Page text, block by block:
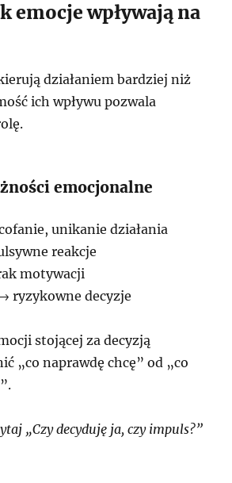
emocje wpływają na
działaniem bardziej niż
ich wpływu pozwala
emocjonalne
unikanie działania
reakcje
motywacji
ryzykowne decyzje
stojącej za decyzją
„co naprawdę chcę” od „co
„Czy decyduję ja, czy impuls?”